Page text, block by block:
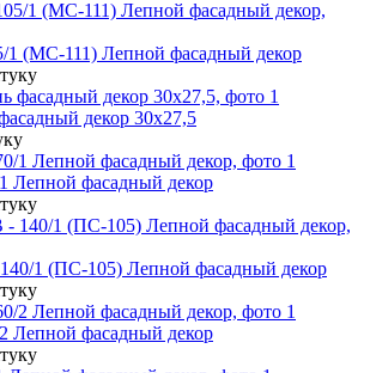
(МС-111) Лепной фасадный декор
декор 30х27,5
фасадный декор
1 (ПС-105) Лепной фасадный декор
фасадный декор